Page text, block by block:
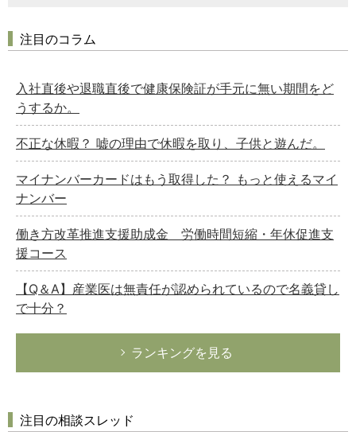
注目のコラム
入社直後や退職直後で健康保険証が手元に無い期間をど
うするか。
不正な休暇？ 嘘の理由で休暇を取り、子供と遊んだ。
マイナンバーカードはもう取得した？ もっと使えるマイ
ナンバー
働き方改革推進支援助成金 労働時間短縮・年休促進支
援コース
【Q＆A】産業医は無責任が認められているので名義貸し
で十分？
ランキングを見る
注目の相談スレッド